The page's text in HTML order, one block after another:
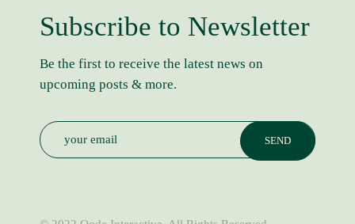
Subscribe to Newsletter
Be the first to receive the latest news on
upcoming posts & more.